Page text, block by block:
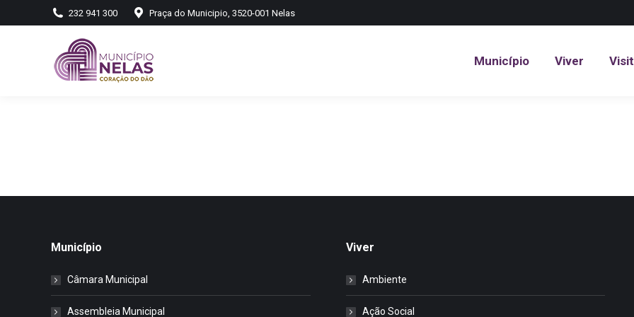
232 941 300 Praça do Municipio, 3520-001 Nelas
Município Viver
Município
Câmara Municipal
Assembleia Municipal
Viver
Ambiente
Ação Social
Município Viver